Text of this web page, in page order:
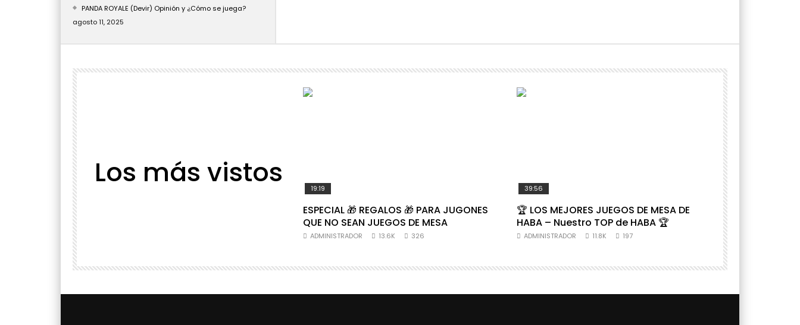
PANDA ROYALE (Devir) Opinión y ¿Cómo se juega?
agosto 11, 2025
Los más vistos 19:19
ESPECIAL 🎁 REGALOS 🎁 PARA JUGONES
QUE NO SEAN JUEGOS DE MESA
ADMINISTRADOR 13.6K 326
39:56
🏆 LOS MEJORES JUEGOS DE MESA DE
HABA – Nuestro TOP de HABA 🏆
ADMINISTRADOR 11.8K 197